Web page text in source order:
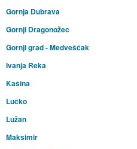
Gornja Dubrava
Gornji Dragonožec
Gornji grad - Medveščak
Ivanja Reka
Kašina
Lučko
Lužan
Maksimir